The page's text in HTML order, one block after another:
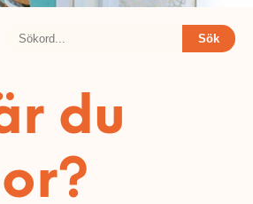
Sök
du